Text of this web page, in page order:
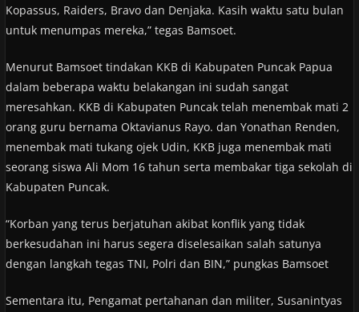
Kopassus, Raiders, Bravo dan Denjaka. Kasih waktu satu bulan
untuk menumpas mereka,” tegas Bamsoet.
Menurut Bamsoet tindakan KKB di Kabupaten Puncak Papua
dalam beberapa waktu belakangan ini sudah sangat
meresahkan. KKB di Kabupaten Puncak telah menembak mati 2
orang guru bernama Oktavianus Rayo. dan Yonathan Renden,
menembak mati tukang ojek Udin, KKB juga menembak mati
seorang siswa Ali Mom 16 tahun serta membakar tiga sekolah di
Kabupaten Puncak.
“Korban yang terus berjatuhan akibat konflik yang tidak
berkesudahan ini harus segera diselesaikan salah satunya
dengan langkah tegas TNI, Polri dan BIN,” pungkas Bamsoet
Sementara itu, Pengamat pertahanan dan militer, Susanintyas